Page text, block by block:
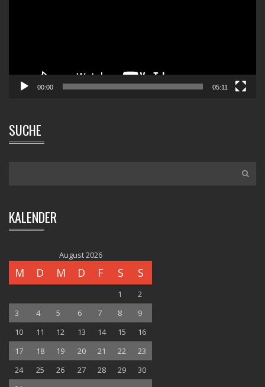
00:00 05:11
SUCHE
KALENDER
August 2026
M D M D F S S
1
2
3
4 5 6 7 8
9
10
11 12 13 14 15
16
17
18 19 20 21 22
23
24
25 26 27 28 29
30